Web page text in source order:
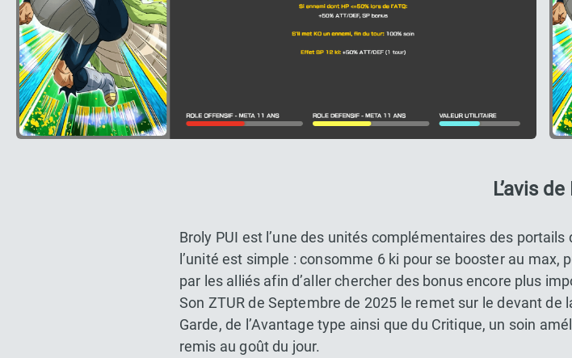
L’avis de
Broly PUI est l’une des unités complémentaires des
l’unité est simple : consomme 6 ki pour se booster au
par les alliés afin d’aller chercher des bonus encore plus
Son ZTUR de Septembre de 2025 le remet sur le devant de
Garde, de l’Avantage type ainsi que du Critique, un soin
remis au goût du jour.